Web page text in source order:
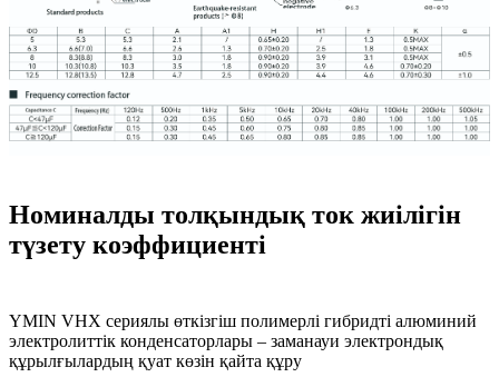
Номиналды толқындық ток жиілігін
түзету коэффициенті
YMIN VHX сериялы өткізгіш полимерлі гибридті алюминий
электролиттік конденсаторлары – заманауи электрондық
құрылғылардың қуат көзін қайта құру